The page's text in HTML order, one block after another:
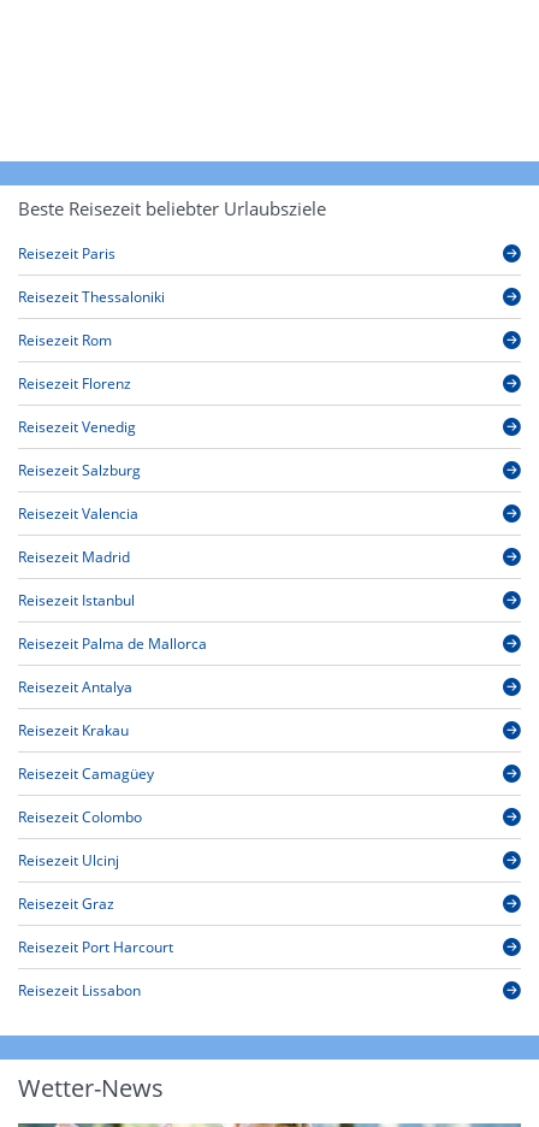
Beste Reisezeit beliebter Urlaubsziele
Reisezeit Paris
Reisezeit Thessaloniki
Reisezeit Rom
Reisezeit Florenz
Reisezeit Venedig
Reisezeit Salzburg
Reisezeit Valencia
Reisezeit Madrid
Reisezeit Istanbul
Reisezeit Palma de Mallorca
Reisezeit Antalya
Reisezeit Krakau
Reisezeit Camagüey
Reisezeit Colombo
Reisezeit Ulcinj
Reisezeit Graz
Reisezeit Port Harcourt
Reisezeit Lissabon
Wetter-News